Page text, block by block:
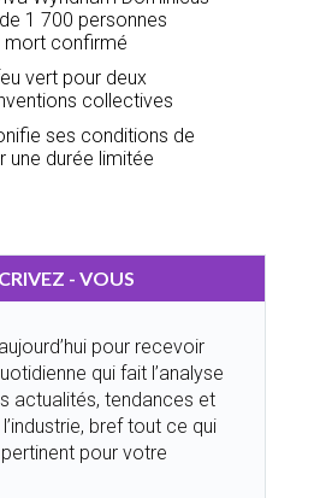
1 700 personnes
mort confirmé
vert pour deux
collectives
ses conditions de
une durée limitée
- VOUS
pour recevoir
qui fait l’analyse
actualités, tendances et
bref tout ce qui
pour votre